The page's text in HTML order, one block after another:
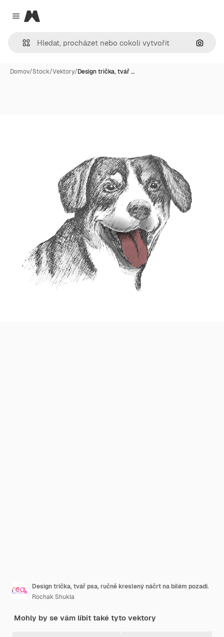
Close menu
Magnific
Hledat
Domov/Stock/Vektory/Design trička, tvář …
Design trička, tvář psa, ručně kreslený náčrt na bílém pozadí.
Rochak Shukla
Mohly by se vám líbit také tyto vektory